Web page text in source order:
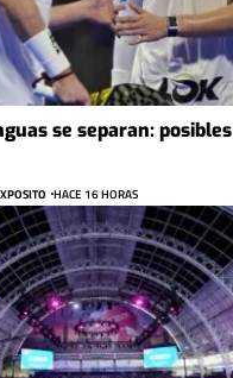
se separan: posibles
HACE 16 HORAS